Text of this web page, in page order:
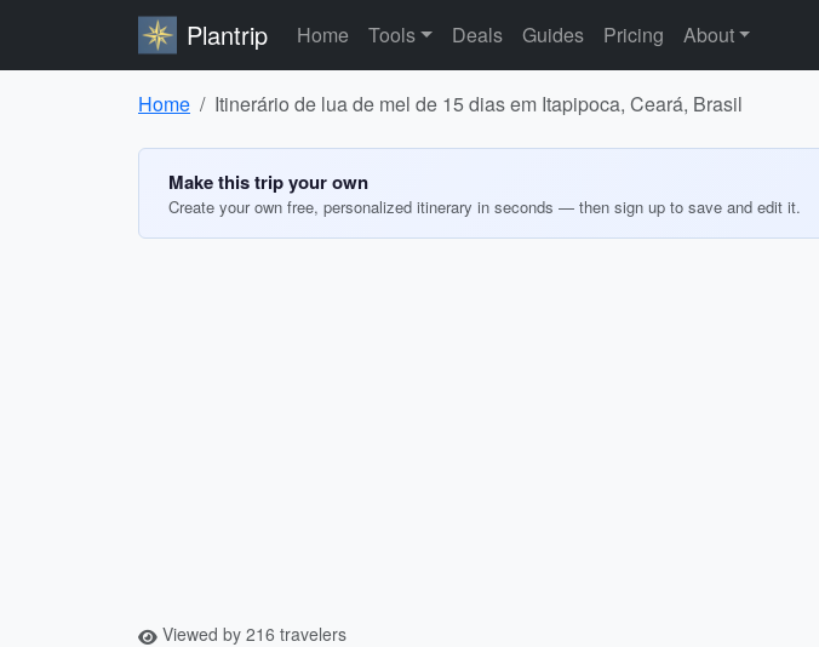
Plantrip Home Tools Deals Guides Pricing About
Home Itinerário de lua de mel de 15 dias em Itapipoca, Ceará, Brasil
Make this trip your own
Create your own free, personalized itinerary in seconds — then sign up to save and edit it.
Viewed by 216 travelers